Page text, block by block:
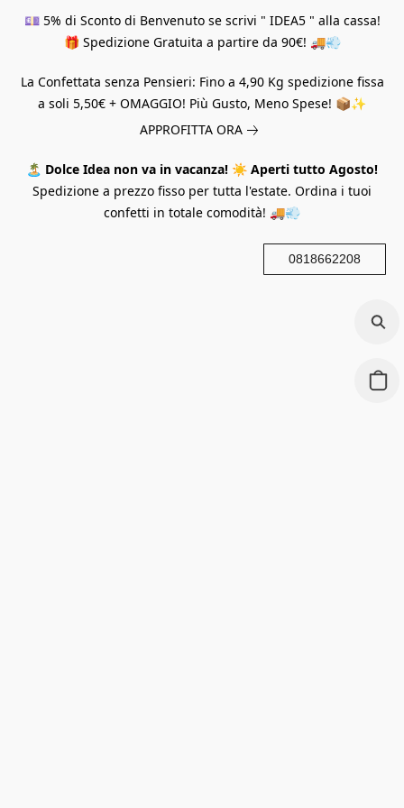
💷 5% di Sconto di Benvenuto se scrivi " IDEA5 " alla cassa!
🎁 Spedizione Gratuita a partire da 90€! 🚚💨
La Confettata senza Pensieri: Fino a 4,90 Kg spedizione fissa
a soli 5,50€ + OMAGGIO! Più Gusto, Meno Spese! 📦✨
APPROFITTA ORA
🏝️ Dolce Idea non va in vacanza! ☀️ Aperti tutto Agosto!
Spedizione a prezzo fisso per tutta l'estate. Ordina i tuoi
confetti in totale comodità! 🚚💨
0818662208